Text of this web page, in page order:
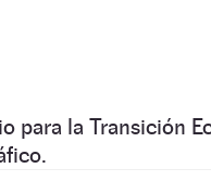
para la Transición